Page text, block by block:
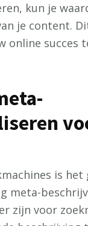
kun je
je content.
online succes
is het
meta-
zijn voor